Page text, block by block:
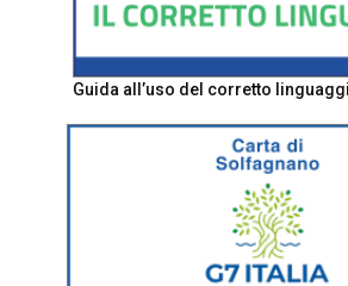
Guida all’uso del corretto